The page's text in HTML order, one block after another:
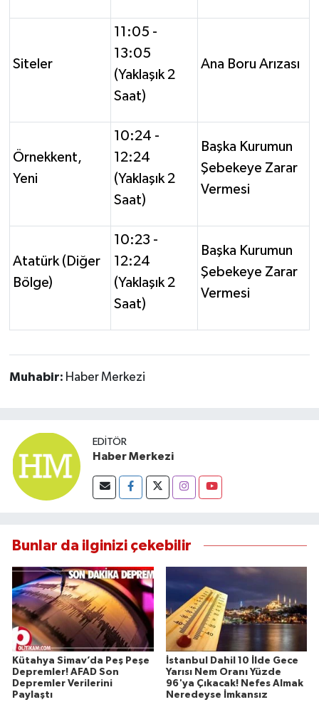
Siteler
11:05 -
13:05
(Yaklaşık 2
Saat)
Ana Boru Arızası
Örnekkent,
Yeni
10:24 -
12:24
(Yaklaşık 2
Saat)
Başka Kurumun
Şebekeye Zarar
Vermesi
Atatürk (Diğer
Bölge)
10:23 -
12:24
(Yaklaşık 2
Saat)
Başka Kurumun
Şebekeye Zarar
Vermesi
Muhabir: Haber Merkezi
EDITÖR
Haber Merkezi
Bunlar da ilginizi çekebilir
Kütahya Simav’da Peş Peşe
Depremler! AFAD Son
Depremler Verilerini
Paylaştı
İstanbul Dahil 10 İlde Gece
Yarısı Nem Oranı Yüzde
96'ya Çıkacak! Nefes Almak
Neredeyse İmkansız